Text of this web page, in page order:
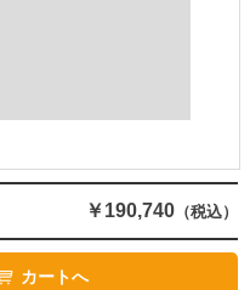
￥190,740 （税込）
カートへ